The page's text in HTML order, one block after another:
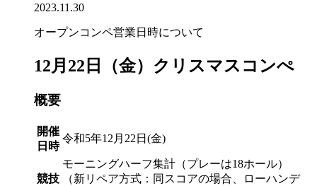
2023.11.30
オープンコンペ営業日時について
12月22日（金）クリスマスコンぺ
概要
開催
日時
令和5年12月22日(金)
競技
モーニングハーフ集計（プレーは18ホール）
（新リペア方式：同スコアの場合、ローハンデ